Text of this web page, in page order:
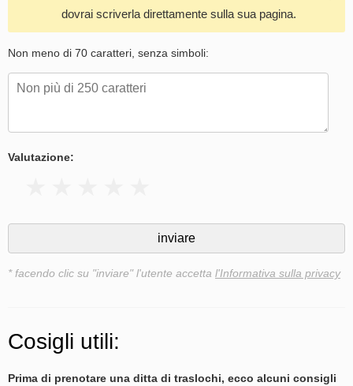
dovrai scriverla direttamente sulla sua pagina.
Non meno di 70 caratteri, senza simboli:
Valutazione:
* facendo clic su "inviare" l'utente accetta l'Informativa sulla privacy
Cosigli utili:
Prima di prenotare una ditta di traslochi, ecco alcuni consigli